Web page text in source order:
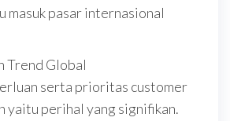
masuk pasar internasional
Trend Global
serta prioritas customer
yaitu perihal yang signifikan.